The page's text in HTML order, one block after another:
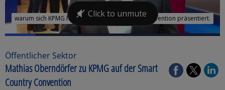
Öffentlicher Sektor
Mathias Oberndörfer zu KPMG auf der Smart
Country Convention